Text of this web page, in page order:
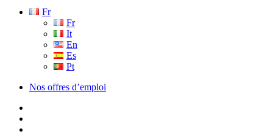
Fr
Fr
It
En
Es
Pt
Nos offres d’emploi